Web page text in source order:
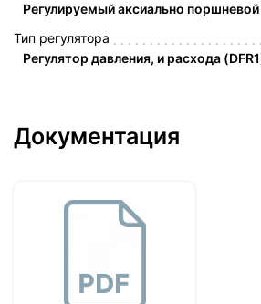
Регулируемый аксиально
Тип регулятора
Регулятор давления, и расхода
Документация